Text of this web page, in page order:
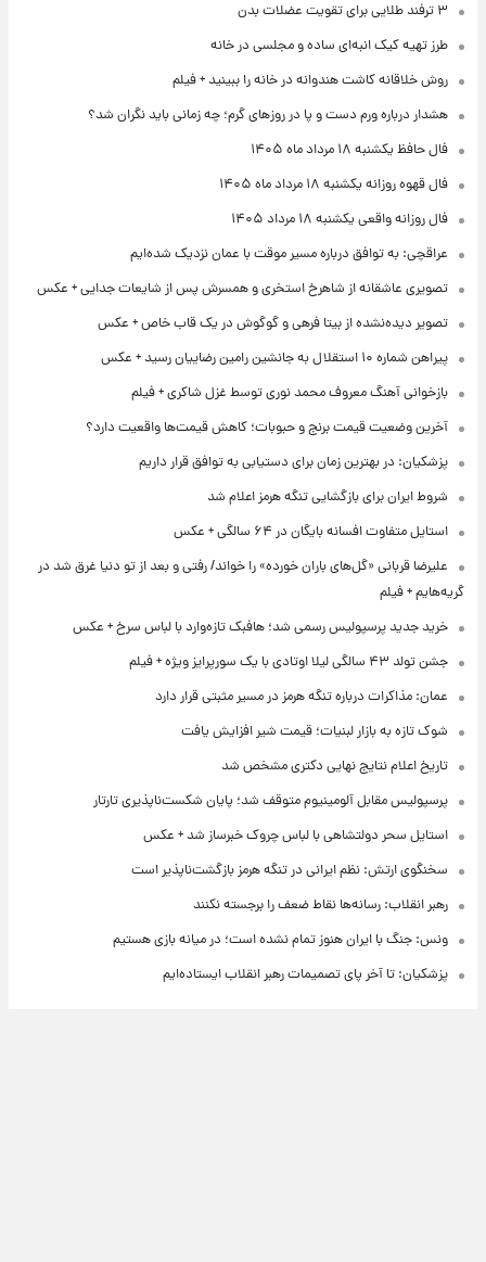
۳ ترفند طلایی برای تقویت عضلات بدن
طرز تهیه کیک انبه‌ای ساده و مجلسی در خانه
روش خلاقانه کاشت هندوانه در خانه را ببینید + فیلم
هشدار درباره ورم دست و پا در روزهای گرم؛ چه زمانی باید نگران شد؟
فال حافظ یکشنبه ۱۸ مرداد ماه ۱۴۰۵
فال قهوه روزانه یکشنبه ۱۸ مرداد ماه ۱۴۰۵
فال روزانه واقعی یکشنبه ۱۸ مرداد ۱۴۰۵
عراقچی: به توافق درباره مسیر موقت با عمان نزدیک شده‌ایم
تصویری عاشقانه از شاهرخ استخری و همسرش پس از شایعات جدایی + عکس
تصویر دیده‌نشده از بیتا فرهی و گوگوش در یک قاب خاص + عکس
پیراهن شماره ۱۰ استقلال به جانشین رامین رضاییان رسید + عکس
بازخوانی آهنگ معروف محمد نوری توسط غزل شاکری + فیلم
آخرین وضعیت قیمت برنج و حبوبات؛ کاهش قیمت‌ها واقعیت دارد؟
پزشکیان: در بهترین زمان برای دستیابی به توافق قرار داریم
شروط ایران برای بازگشایی تنگه هرمز اعلام شد
استایل متفاوت افسانه بایگان در ۶۴ سالگی + عکس
علیرضا قربانی «گل‌های باران خورده» را خواند/ رفتی و بعد از تو دنیا غرق شد در
گریه‌هایم + فیلم
خرید جدید پرسپولیس رسمی شد؛ هافبک تازه‌وارد با لباس سرخ + عکس
جشن تولد ۴۳ سالگی لیلا اوتادی با یک سورپرایز ویژه + فیلم
عمان: مذاکرات درباره تنگه هرمز در مسیر مثبتی قرار دارد
شوک تازه به بازار لبنیات؛ قیمت شیر افزایش یافت
تاریخ اعلام نتایج نهایی دکتری مشخص شد
پرسپولیس مقابل آلومینیوم متوقف شد؛ پایان شکست‌ناپذیری تارتار
استایل سحر دولتشاهی با لباس چروک خبرساز شد + عکس
سخنگوی ارتش: نظم ایرانی در تنگه هرمز بازگشت‌ناپذیر است
رهبر انقلاب: رسانه‌ها نقاط ضعف را برجسته نکنند
ونس: جنگ با ایران هنوز تمام نشده است؛ در میانه بازی هستیم
پزشکیان: تا آخر پای تصمیمات رهبر انقلاب ایستاده‌ایم